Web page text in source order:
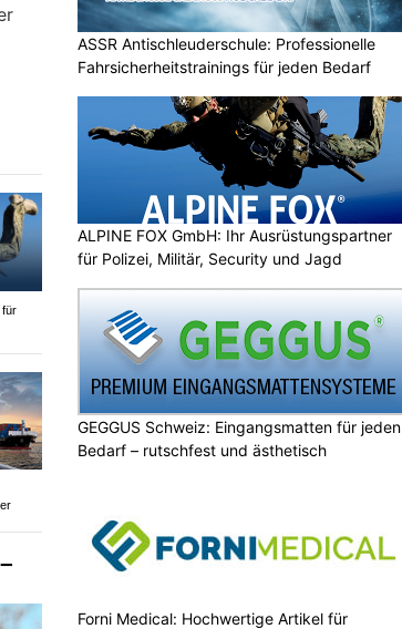
für
ASSR Antischleuderschule: Professionelle
Fahrsicherheitstrainings für jeden Bedarf
ALPINE FOX GmbH: Ihr Ausrüstungspartner
für Polizei, Militär, Security und Jagd
GEGGUS Schweiz: Eingangsmatten für jeden
Bedarf – rutschfest und ästhetisch
Forni Medical: Hochwertige Artikel für